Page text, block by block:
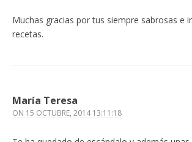
Muchas gracias por tus siempre sabrosas e
recetas.
María Teresa
ON 15 OCTUBRE, 2014 13:11:18